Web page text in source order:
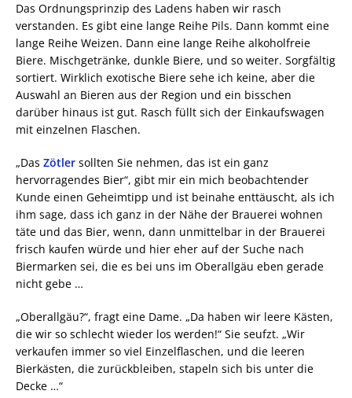
Das Ordnungsprinzip des Ladens haben wir rasch
verstanden. Es gibt eine lange Reihe Pils. Dann kommt eine
lange Reihe Weizen. Dann eine lange Reihe alkoholfreie
Biere. Mischgetränke, dunkle Biere, und so weiter. Sorgfältig
sortiert. Wirklich exotische Biere sehe ich keine, aber die
Auswahl an Bieren aus der Region und ein bisschen
darüber hinaus ist gut. Rasch füllt sich der Einkaufswagen
mit einzelnen Flaschen.
„Das Zötler sollten Sie nehmen, das ist ein ganz
hervorragendes Bier“, gibt mir ein mich beobachtender
Kunde einen Geheimtipp und ist beinahe enttäuscht, als ich
ihm sage, dass ich ganz in der Nähe der Brauerei wohnen
täte und das Bier, wenn, dann unmittelbar in der Brauerei
frisch kaufen würde und hier eher auf der Suche nach
Biermarken sei, die es bei uns im Oberallgäu eben gerade
nicht gebe …
„Oberallgäu?“, fragt eine Dame. „Da haben wir leere Kästen,
die wir so schlecht wieder los werden!“ Sie seufzt. „Wir
verkaufen immer so viel Einzelflaschen, und die leeren
Bierkästen, die zurückbleiben, stapeln sich bis unter die
Decke …“